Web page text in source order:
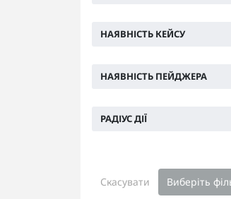
НАЯВНІСТЬ КЕЙСУ
НАЯВНІСТЬ ПЕЙДЖЕРА
РАДІУС ДІЇ
Скасувати Виберіть